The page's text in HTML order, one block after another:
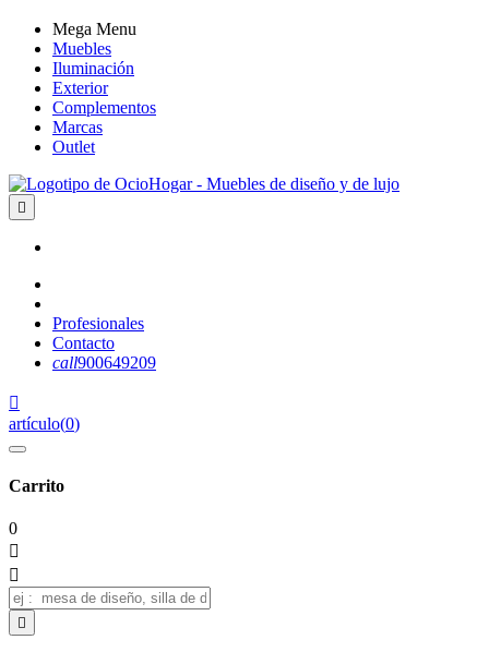
Mega Menu
Muebles
Iluminación
Exterior
Complementos
Marcas
Outlet

Profesionales
Contacto
call900649209

artículo(0)
Carrito
0


